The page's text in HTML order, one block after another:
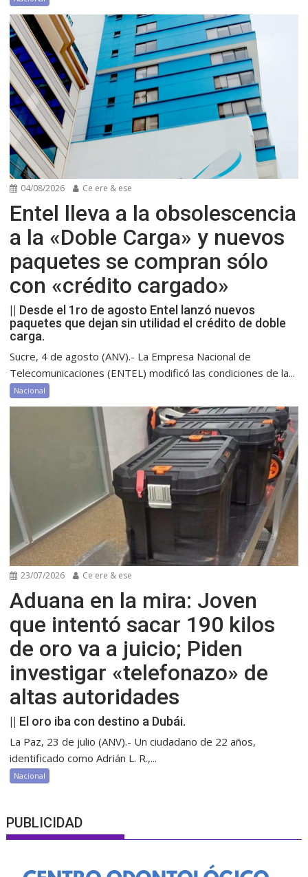
04/08/2026 Ce ere & ese
Entel lleva a la obsolescencia
a la «Doble Carga» y nuevos
paquetes se compran sólo
con «crédito cargado»
|| Desde el 1ro de agosto Entel lanzó nuevos
paquetes que dejan sin utilidad el crédito de doble
carga.
Sucre, 4 de agosto (ANV).- La Empresa Nacional de
Telecomunicaciones (ENTEL) modificó las condiciones de la...
Nacional
23/07/2026 Ce ere & ese
Aduana en la mira: Joven
que intentó sacar 190 kilos
de oro va a juicio; Piden
investigar «telefonazo» de
altas autoridades
|| El oro iba con destino a Dubái.
La Paz, 23 de julio (ANV).- Un ciudadano de 22 años,
identificado como Adrián L. R.,...
Nacional
PUBLICIDAD